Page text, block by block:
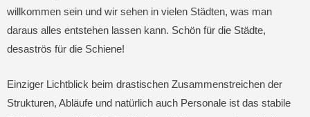
willkommen sein und wir sehen in vielen Städten, was man
daraus alles entstehen lassen kann. Schön für die Städte,
desaströs für die Schiene!
Einziger Lichtblick beim drastischen Zusammenstreichen der
Strukturen, Abläufe und natürlich auch Personale ist das stabile